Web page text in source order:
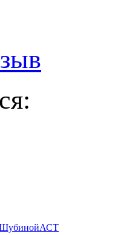
ШубинойАСТ